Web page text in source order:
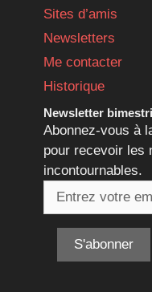
Sites d’amis
Newsletters
Me contacter
Historique
Newsletter
Abonnez-vous à
pour recevoir les
incontournables.